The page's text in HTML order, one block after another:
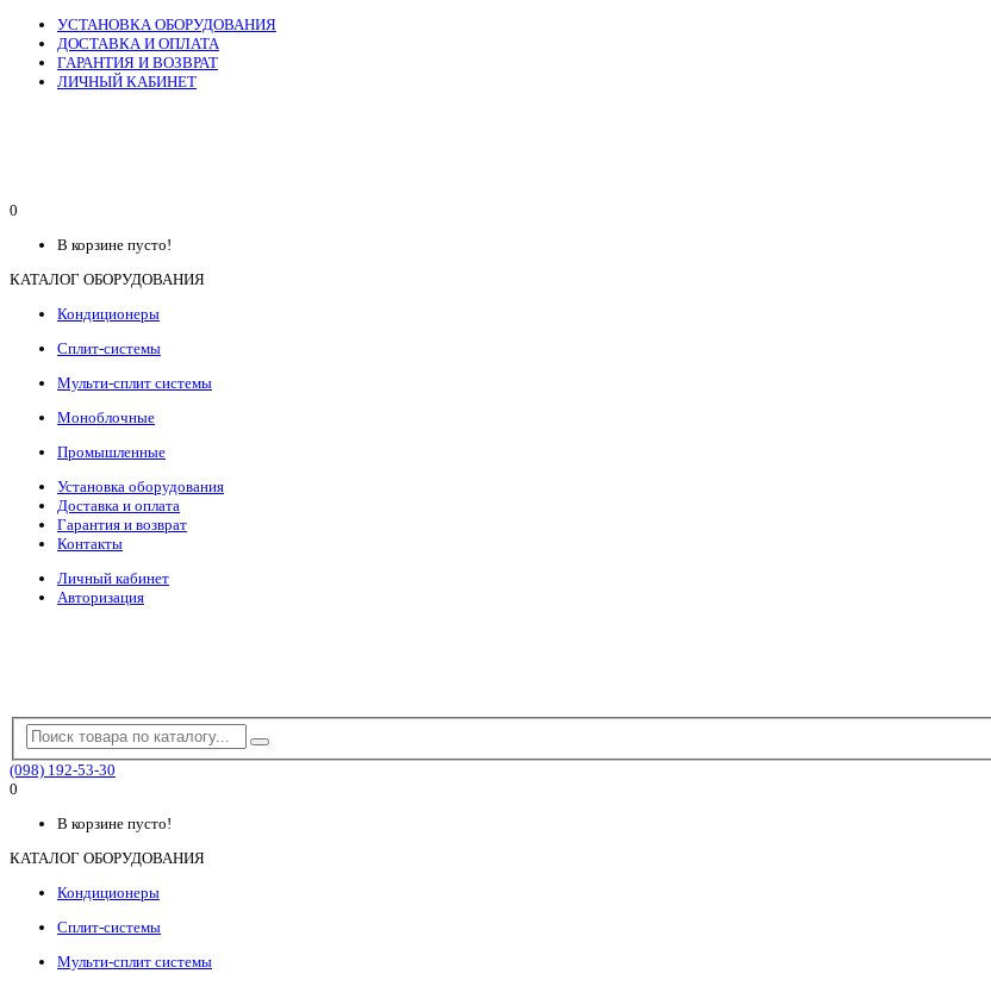
УСТАНОВКА ОБОРУДОВАНИЯ
ДОСТАВКА И ОПЛАТА
ГАРАНТИЯ И ВОЗВРАТ
ЛИЧНЫЙ КАБИНЕТ
0
В корзине пусто!
КАТАЛОГ ОБОРУДОВАНИЯ
Кондиционеры
Сплит-системы
Мульти-сплит системы
Моноблочные
Промышленные
Установка оборудования
Доставка и оплата
Гарантия и возврат
Контакты
Личный кабинет
Авторизация
(098) 192-53-30
0
В корзине пусто!
КАТАЛОГ ОБОРУДОВАНИЯ
Кондиционеры
Сплит-системы
Мульти-сплит системы